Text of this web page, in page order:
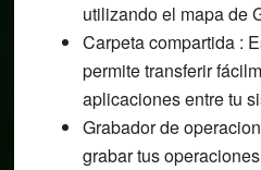
utilizando el mapa de
Carpeta compartida :
permite transferir
aplicaciones entre tu
Grabador de
grabar tus